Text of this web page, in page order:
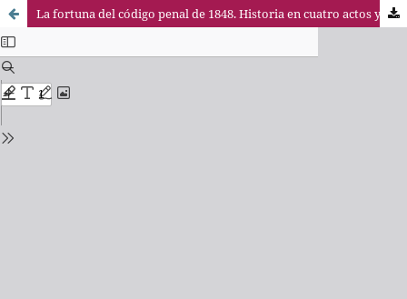
La fortuna del código penal de 1848. Historia en cuatro actos y tres continentes: de Mello Freire y Zeiller a Vasconcelos y Seijas Lozano